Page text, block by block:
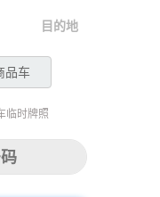
目的地
品车
临时牌照